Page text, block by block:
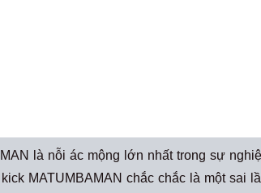
là nỗi ác mộng lớn nhất trong sự
MATUMBAMAN chắc chắc là một sai